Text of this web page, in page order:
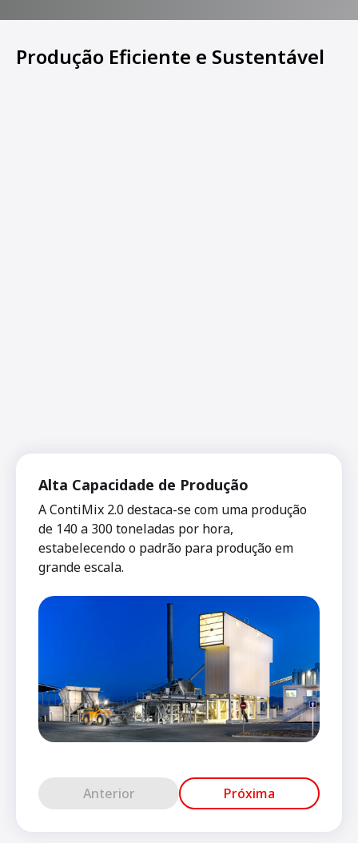
Produção Eficiente e Sustentável
Alta Capacidade de Produção
A ContiMix 2.0 destaca-se com uma produção
de 140 a 300 toneladas por hora,
estabelecendo o padrão para produção em
grande escala.
Anterior Próxima